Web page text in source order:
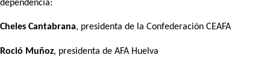
dependencia:
Cheles Cantabrana, presidenta de la Confederación CEAFA
Roció Muñoz, presidenta de AFA Huelva